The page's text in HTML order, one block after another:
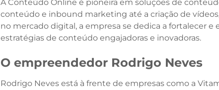
A Conteúdo Online é pioneira em soluções de
conteúdo e inbound marketing até a criação de
no mercado digital, a empresa se dedica a fortalecer
estratégias de conteúdo engajadoras e inovadoras.
O empreendedor Rodrigo Neves
Rodrigo Neves está à frente de empresas como a